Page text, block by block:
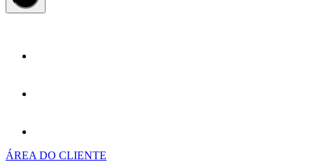
ÁREA DO CLIENTE